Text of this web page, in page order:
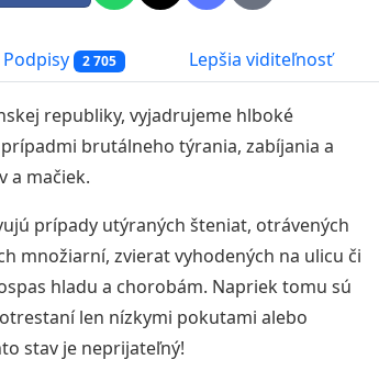
Podpisy 2 705 Lepšia viditeľnosť
republiky, vyjadrujeme hlboké
brutálneho týrania, zabíjania a
a mačiek.
prípady utýraných šteniat, otrávených
množiarní, zvierat vyhodených na ulicu či
hladu a chorobám. Napriek tomu sú
len nízkymi pokutami alebo
stav je neprijateľný!